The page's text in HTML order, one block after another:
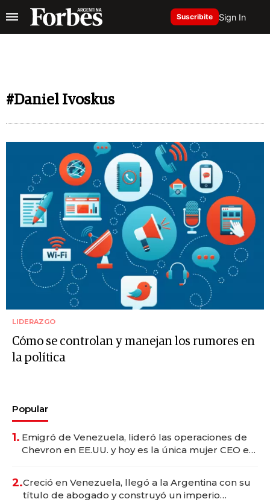
Suscribite Sign In
#Daniel Ivoskus
LIDERAZGO
Cómo se controlan y manejan los rumores en
la política
Popular
1. Emigró de Venezuela, lideró las operaciones de
Chevron en EE.UU. y hoy es la única mujer CEO en
2.Creció en Venezuela, llegó a la Argentina con su
título de abogado y construyó un imperio